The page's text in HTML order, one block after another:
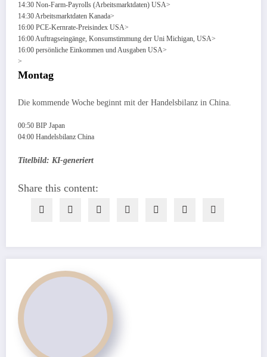
14:30 Non-Farm-Payrolls (Arbeitsmarktdaten) USA>
14:30 Arbeitsmarktdaten Kanada>
16:00 PCE-Kernrate-Preisindex USA>
16:00 Auftragseingänge, Konsumstimmung der Uni Michigan, USA>
16:00 persönliche Einkommen und Ausgaben USA>
>
Montag
Die kommende Woche beginnt mit der Handelsbilanz in China.
00:50 BIP Japan
04:00 Handelsbilanz China
Titelbild: KI-generiert
Share this content: